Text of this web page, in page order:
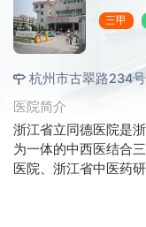
三甲
杭州市古翠路234号
医院简介
浙江省立同德医院是
为一体的中西医结合
医院、浙江省中医药